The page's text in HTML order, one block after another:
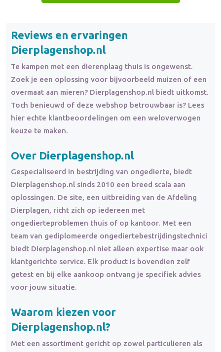
Reviews en ervaringen
Dierplagenshop.nl
Te kampen met een dierenplaag thuis is ongewenst.
Zoek je een oplossing voor bijvoorbeeld muizen of een
overmaat aan mieren? Dierplagenshop.nl biedt uitkomst.
Toch benieuwd of deze webshop betrouwbaar is? Lees
hier echte klantbeoordelingen om een weloverwogen
keuze te maken.
Over Dierplagenshop.nl
Gespecialiseerd in bestrijding van ongedierte, biedt
Dierplagenshop.nl sinds 2010 een breed scala aan
oplossingen. De site, een uitbreiding van de Afdeling
Dierplagen, richt zich op iedereen met
ongedierteproblemen thuis of op kantoor. Met een
team van gediplomeerde ongediertebestrijdingstechnici
biedt Dierplagenshop.nl niet alleen expertise maar ook
klantgerichte service. Elk product is bovendien zelf
getest en bij elke aankoop ontvang je specifiek advies
voor jouw situatie.
Waarom kiezen voor
Dierplagenshop.nl?
Met een assortiment gericht op zowel particulieren als